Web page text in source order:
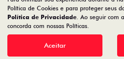
GUARACAR COMERCIO DE
88.952.577/0001-44
Desenvolvido pela
Política de Cookies e para proteger seus
Política de Privacidade. Ao seguir com
concorda com nossas Políticas.
Aceitar